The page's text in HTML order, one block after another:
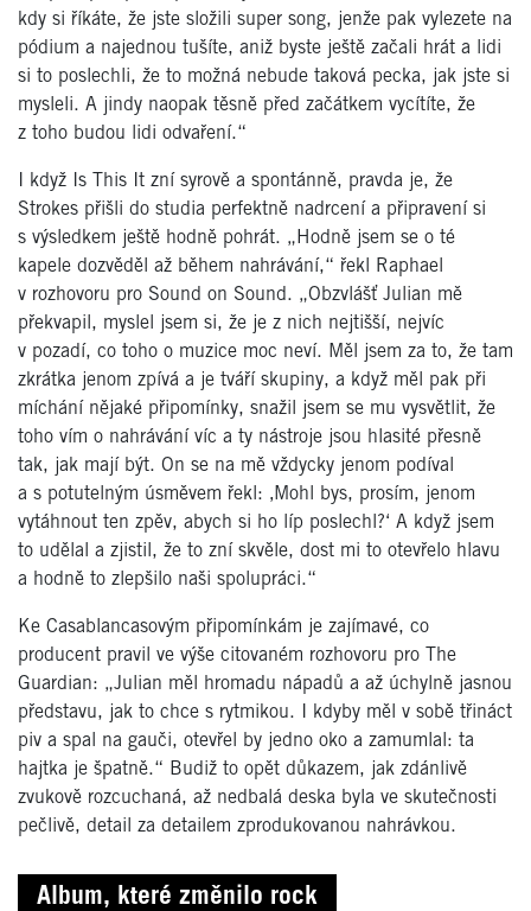
kdy si říkáte, že jste složili super song, jenže pak vylezete na
pódium a najednou tušíte, aniž byste ještě začali hrát a lidi
si to poslechli, že to možná nebude taková pecka, jak jste si
mysleli. A jindy naopak těsně před začátkem vycítíte, že
z toho budou lidi odvaření.“
I když Is This It zní syrově a spontánně, pravda je, že
Strokes přišli do studia perfektně nadrcení a připravení si
s výsledkem ještě hodně pohrát. „Hodně jsem se o té
kapele dozvěděl až během nahrávání,“ řekl Raphael
v rozhovoru pro Sound on Sound. „Obzvlášť Julian mě
překvapil, myslel jsem si, že je z nich nejtišší, nejvíc
v pozadí, co toho o muzice moc neví. Měl jsem za to, že tam
zkrátka jenom zpívá a je tváří skupiny, a když měl pak při
míchání nějaké připomínky, snažil jsem se mu vysvětlit, že
toho vím o nahrávání víc a ty nástroje jsou hlasité přesně
tak, jak mají být. On se na mě vždycky jenom podíval
a s potutelným úsměvem řekl: ‚Mohl bys, prosím, jenom
vytáhnout ten zpěv, abych si ho líp poslechl?‘ A když jsem
to udělal a zjistil, že to zní skvěle, dost mi to otevřelo hlavu
a hodně to zlepšilo naši spolupráci.“
Ke Casablancasovým připomínkám je zajímavé, co
producent pravil ve výše citovaném rozhovoru pro The
Guardian: „Julian měl hromadu nápadů a až úchylně jasnou
představu, jak to chce s rytmikou. I kdyby měl v sobě třináct
piv a spal na gauči, otevřel by jedno oko a zamumlal: ta
hajtka je špatně.“ Budiž to opět důkazem, jak zdánlivě
zvukově rozcuchaná, až nedbalá deska byla ve skutečnosti
pečlivě, detail za detailem zprodukovanou nahrávkou.
Album, které změnilo rock